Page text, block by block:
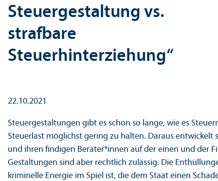
Steuergestaltung vs.
strafbare
Steuerhinterziehung“
22.10.2021
Steuergestaltungen gibt es schon so lange, wie es
Steuerlast möglichst gering zu halten. Daraus
und ihren findigen Berater*innen auf der einen und der
Gestaltungen sind aber rechtlich zulässig. Die
kriminelle Energie im Spiel ist, die dem Staat einen